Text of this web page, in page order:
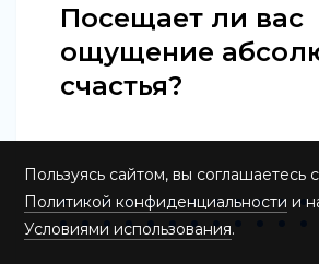
Посещает ли вас
ощущение
счастья?
Пользуясь сайтом, вы соглашаетесь
Политикой конфиденциальности и
Условиями использования.